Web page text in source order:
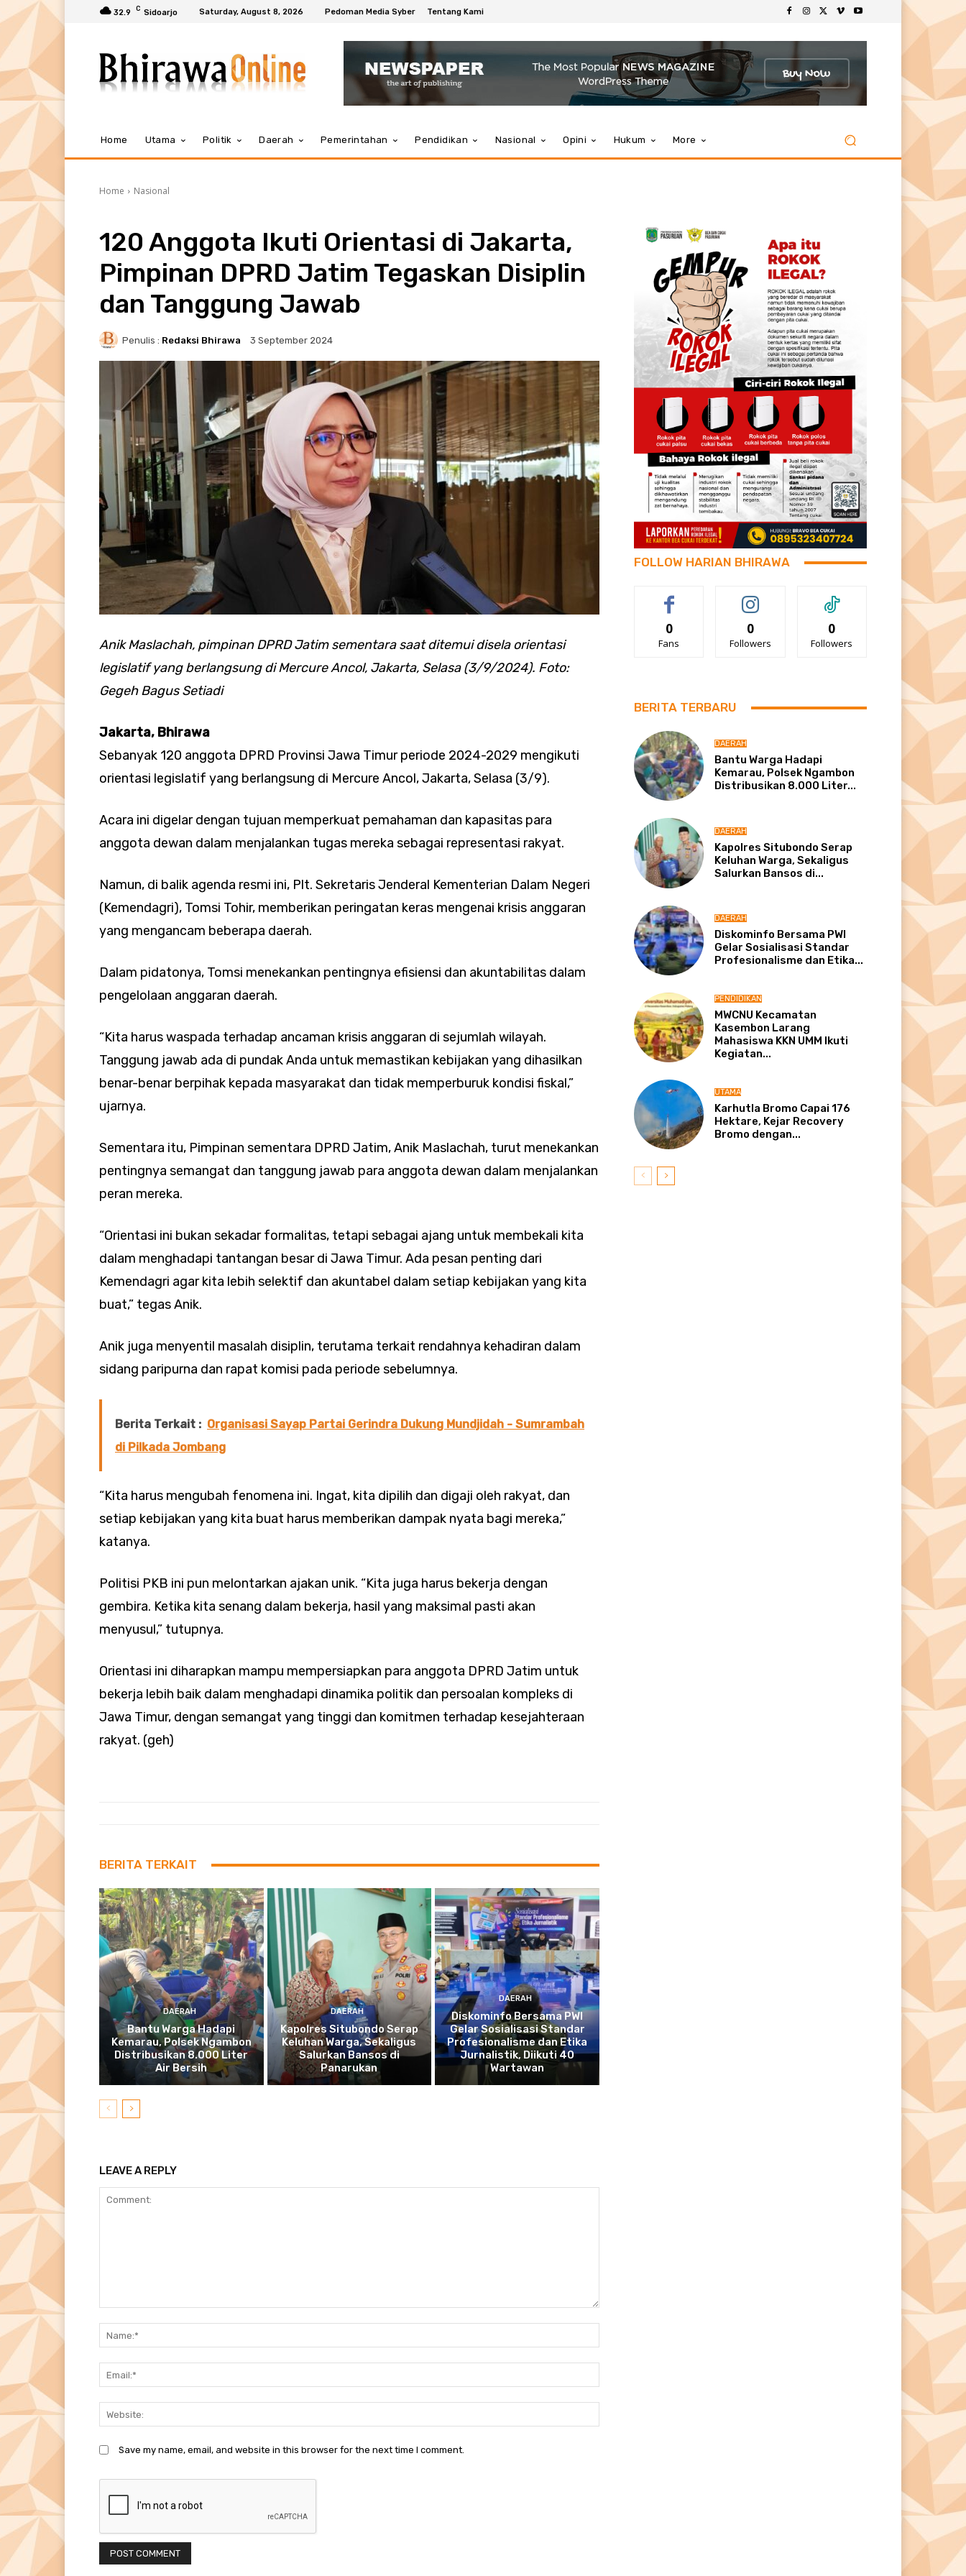
32.9 C Sidoarjo Saturday, August 8, 2026 Pedoman Media Syber Tentang Kami
Home Utama Politik Daerah Pemerintahan Pendidikan Nasional Opini Hukum More
Home Nasional
120 Anggota Ikuti Orientasi di Jakarta,
Pimpinan DPRD Jatim Tegaskan Disiplin
dan Tanggung Jawab
Penulis : Redaksi Bhirawa 3 September 2024
Anik Maslachah, pimpinan DPRD Jatim sementara saat ditemui disela orientasi
legislatif yang berlangsung di Mercure Ancol, Jakarta, Selasa (3/9/2024). Foto:
Gegeh Bagus Setiadi
Jakarta, Bhirawa
Sebanyak 120 anggota DPRD Provinsi Jawa Timur periode 2024-2029 mengikuti
orientasi legislatif yang berlangsung di Mercure Ancol, Jakarta, Selasa (3/9).
Acara ini digelar dengan tujuan memperkuat pemahaman dan kapasitas para
anggota dewan dalam menjalankan tugas mereka sebagai representasi rakyat.
Namun, di balik agenda resmi ini, Plt. Sekretaris Jenderal Kementerian Dalam Negeri
(Kemendagri), Tomsi Tohir, memberikan peringatan keras mengenai krisis anggaran
yang mengancam beberapa daerah.
Dalam pidatonya, Tomsi menekankan pentingnya efisiensi dan akuntabilitas dalam
pengelolaan anggaran daerah.
“Kita harus waspada terhadap ancaman krisis anggaran di sejumlah wilayah.
Tanggung jawab ada di pundak Anda untuk memastikan kebijakan yang dihasilkan
benar-benar berpihak kepada masyarakat dan tidak memperburuk kondisi fiskal,”
ujarnya.
Sementara itu, Pimpinan sementara DPRD Jatim, Anik Maslachah, turut menekankan
pentingnya semangat dan tanggung jawab para anggota dewan dalam menjalankan
peran mereka.
“Orientasi ini bukan sekadar formalitas, tetapi sebagai ajang untuk membekali kita
dalam menghadapi tantangan besar di Jawa Timur. Ada pesan penting dari
Kemendagri agar kita lebih selektif dan akuntabel dalam setiap kebijakan yang kita
buat,” tegas Anik.
Anik juga menyentil masalah disiplin, terutama terkait rendahnya kehadiran dalam
sidang paripurna dan rapat komisi pada periode sebelumnya.
Berita Terkait : Organisasi Sayap Partai Gerindra Dukung Mundjidah - Sumrambah
di Pilkada Jombang
“Kita harus mengubah fenomena ini. Ingat, kita dipilih dan digaji oleh rakyat, dan
setiap kebijakan yang kita buat harus memberikan dampak nyata bagi mereka,”
katanya.
Politisi PKB ini pun melontarkan ajakan unik. “Kita juga harus bekerja dengan
gembira. Ketika kita senang dalam bekerja, hasil yang maksimal pasti akan
menyusul,” tutupnya.
Orientasi ini diharapkan mampu mempersiapkan para anggota DPRD Jatim untuk
bekerja lebih baik dalam menghadapi dinamika politik dan persoalan kompleks di
Jawa Timur, dengan semangat yang tinggi dan komitmen terhadap kesejahteraan
rakyat. (geh)
BERITA TERKAIT
DAERAH
Bantu Warga Hadapi
Kemarau, Polsek Ngambon
Distribusikan 8.000 Liter
Air Bersih
DAERAH
Kapolres Situbondo Serap
Keluhan Warga, Sekaligus
Salurkan Bansos di
Panarukan
DAERAH
Diskominfo Bersama PWI
Gelar Sosialisasi Standar
Profesionalisme dan Etika
Jurnalistik, Diikuti 40
Wartawan
LEAVE A REPLY
Save my name, email, and website in this browser for the next time I comment.
FOLLOW HARIAN BHIRAWA
0
Fans
0
Followers
0
Followers
BERITA TERBARU
DAERAH
Bantu Warga Hadapi
Kemarau, Polsek Ngambon
Distribusikan 8.000 Liter...
DAERAH
Kapolres Situbondo Serap
Keluhan Warga, Sekaligus
Salurkan Bansos di...
DAERAH
Diskominfo Bersama PWI
Gelar Sosialisasi Standar
Profesionalisme dan Etika...
PENDIDIKAN
MWCNU Kecamatan
Kasembon Larang
Mahasiswa KKN UMM Ikuti
Kegiatan...
UTAMA
Karhutla Bromo Capai 176
Hektare, Kejar Recovery
Bromo dengan...